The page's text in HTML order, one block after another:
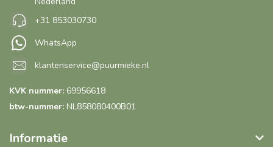
+31 853030730
WhatsApp
klantenservice@puurmieke.nl
KVK nummer: 69956618
btw-nummer: NL858080400B01
Informatie